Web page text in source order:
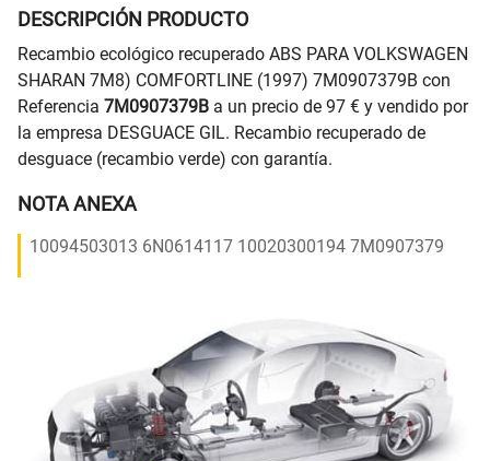
DESCRIPCIÓN PRODUCTO
Recambio ecológico recuperado ABS PARA VOLKSWAGEN
SHARAN 7M8) COMFORTLINE (1997) 7M0907379B con
Referencia 7M0907379B a un precio de 97 € y vendido por
la empresa DESGUACE GIL. Recambio recuperado de
desguace (recambio verde) con garantía.
NOTA ANEXA
10094503013 6N0614117 10020300194 7M0907379